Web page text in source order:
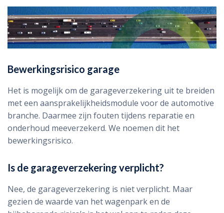
Bewerkingsrisico garage
Het is mogelijk om de garageverzekering uit te breiden
met een aansprakelijkheidsmodule voor de automotive
branche. Daarmee zijn fouten tijdens reparatie en
onderhoud meeverzekerd. We noemen dit het
bewerkingsrisico.
Is de garageverzekering verplicht?
Nee, de garageverzekering is niet verplicht. Maar
gezien de waarde van het wagenpark en de